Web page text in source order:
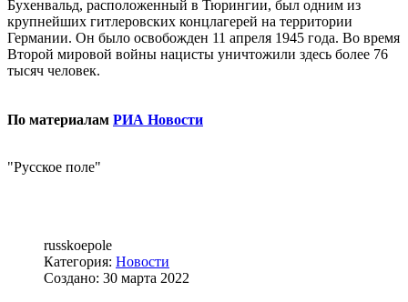
Бухенвальд, расположенный в Тюрингии, был одним из
крупнейших гитлеровских концлагерей на территории
Германии. Он было освобожден 11 апреля 1945 года. Во время
Второй мировой войны нацисты уничтожили здесь более 76
тысяч человек.
По материалам РИА Новости
"Русское поле"
russkoepole
Категория: Новости
Создано: 30 марта 2022